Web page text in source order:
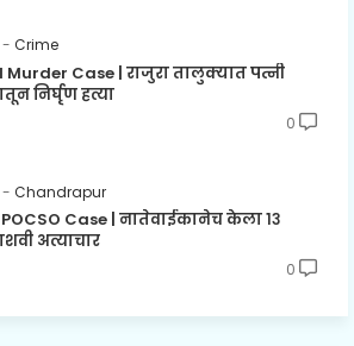
Crime
Case | राजुरा तालुक्यात पत्नी
निर्घृण हत्या
0
Chandrapur
Case | नातेवाईकानेच केला १३
अत्याचार
0